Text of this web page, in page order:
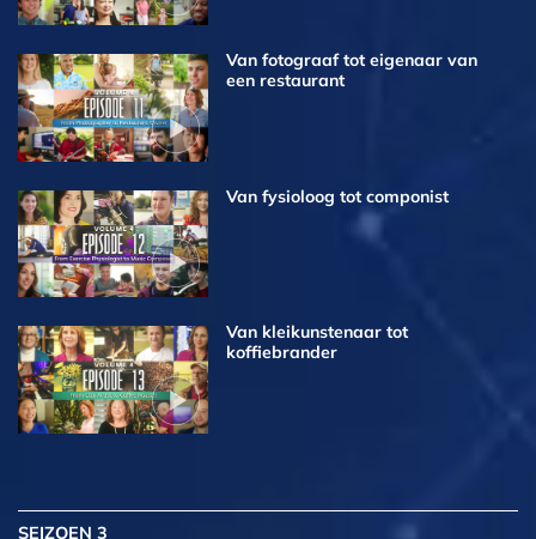
Van fotograaf tot eigenaar van
een restaurant
Van fysioloog tot componist
Van kleikunstenaar tot
koffiebrander
SEIZOEN 3